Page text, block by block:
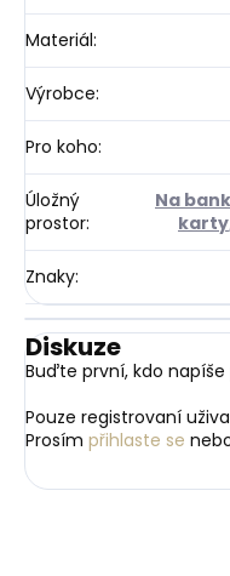
Materiál:
Výrobce:
Pro koho:
Úložný
prostor:
Na
karty
Znaky:
Diskuze
Buďte první, kdo
Pouze registrovaní
Prosím přihlaste se